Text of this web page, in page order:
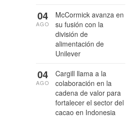
McCormick avanza en
su fusión con la
división de
alimentación de
Unilever
04
AGO
Cargill llama a la
colaboración en la
cadena de valor para
fortalecer el sector del
cacao en Indonesia
04
AGO